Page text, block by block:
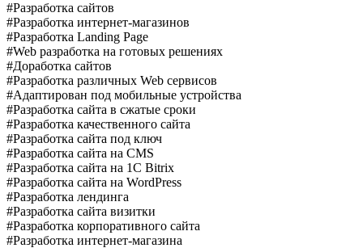
#Разработка сайтов
#Разработка интернет-магазинов
#Разработка Landing Page
#Web разработка на готовых решениях
#Доработка сайтов
#Разработка различных Web сервисов
#Адаптирован под мобильные устройства
#Разработка сайта в сжатые сроки
#Разработка качественного сайта
#Разработка сайта под ключ
#Разработка сайта на CMS
#Разработка сайта на 1C Bitrix
#Разработка сайта на WordPress
#Разработка лендинга
#Разработка сайта визитки
#Разработка корпоративного сайта
#Разработка интернет-магазина